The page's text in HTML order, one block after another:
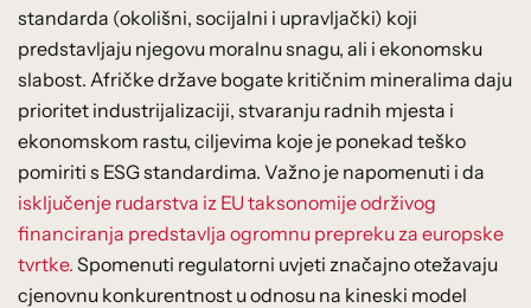
standarda (okolišni, socijalni i upravljački) koji
predstavljaju njegovu moralnu snagu, ali i ekonomsku
slabost. Afričke države bogate kritičnim mineralima daju
prioritet industrijalizaciji, stvaranju radnih mjesta i
ekonomskom rastu, ciljevima koje je ponekad teško
pomiriti s ESG standardima. Važno je napomenuti i da
isključenje rudarstva iz EU taksonomije održivog
financiranja predstavlja ogromnu prepreku za europske
tvrtke. Spomenuti regulatorni uvjeti značajno otežavaju
cjenovnu konkurentnost u odnosu na kineski model